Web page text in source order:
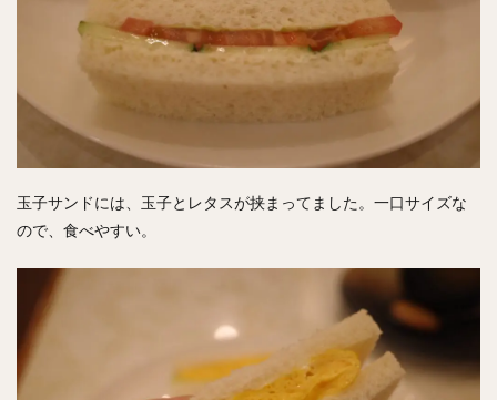
玉子サンドには、玉子とレタスが挟まってました。一口サイズな
ので、食べやすい。